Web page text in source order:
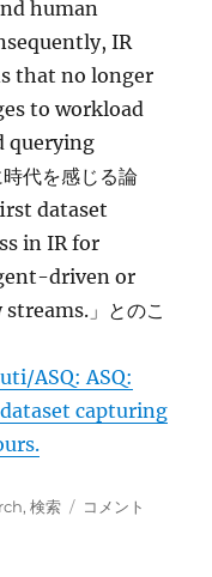
human
IR
that no longer
to workload
querying
代を感じる論
dataset
in IR for
driven or
」とのこ
ASQ: ASQ:
capturing
,検索
A
コメント